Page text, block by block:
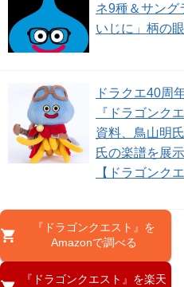
ネ9種＆サング
いじに」柄の
ドラクエ40周
『ドラゴンク
資料、鳥山明
氏の楽譜を展
【ドラゴンク
『ドラゴンクエスト』を
Amazonで調べる
『ドラゴンクエスト』を楽天